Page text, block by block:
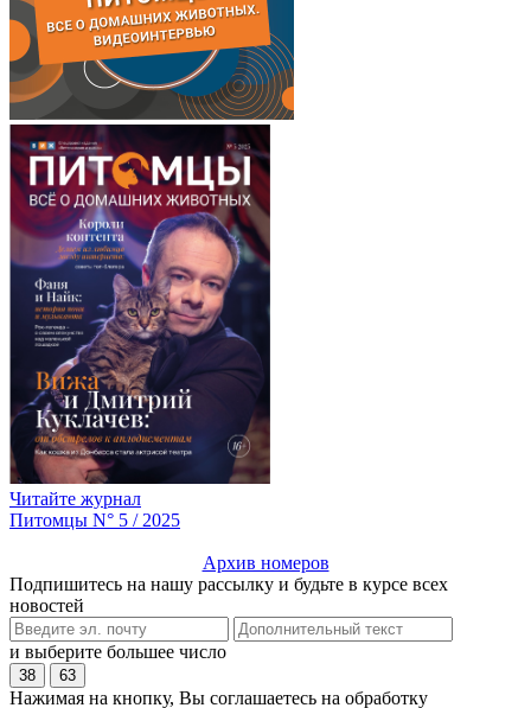
Читайте журнал
Питомцы N° 5 / 2025
Архив номеров
Подпишитесь на нашу рассылку и будьте в курсе всех
новостей
и выберите большее число
38 63
Нажимая на кнопку, Вы соглашаетесь на обработку